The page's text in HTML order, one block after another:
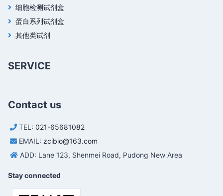
细胞检测试剂盒
蛋白系列试剂盒
其他类试剂
SERVICE
Contact us
TEL: 021-65681082
EMAIL: zcibio@163.com
ADD: Lane 123, Shenmei Road, Pudong New Area
Stay connected